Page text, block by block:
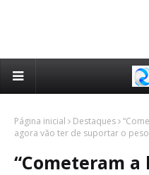
Página inicial Destaques
agora vão ter de suportar o
“Cometeram